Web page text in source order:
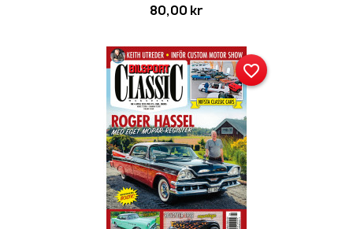
80,00 kr
favorite_border